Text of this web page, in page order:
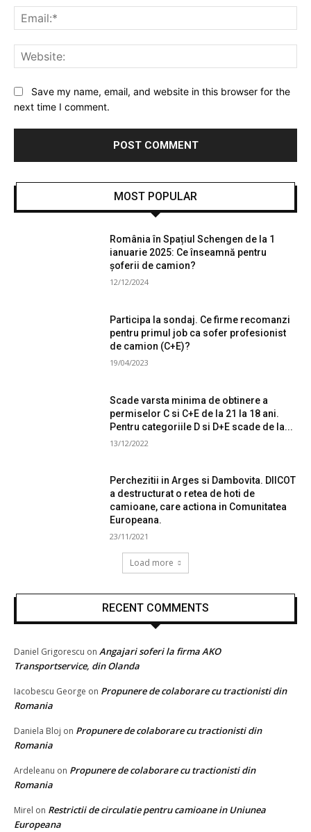
Save my name, email, and website in this browser for the
next time I comment.
MOST POPULAR
România în Spațiul Schengen de la 1
ianuarie 2025: Ce înseamnă pentru
șoferii de camion?
12/12/2024
Participa la sondaj. Ce firme recomanzi
pentru primul job ca sofer profesionist
de camion (C+E)?
19/04/2023
Scade varsta minima de obtinere a
permiselor C si C+E de la 21 la 18 ani.
Pentru categoriile D si D+E scade de la...
13/12/2022
Perchezitii in Arges si Dambovita. DIICOT
a destructurat o retea de hoti de
camioane, care actiona in Comunitatea
Europeana.
23/11/2021
Load more
RECENT COMMENTS
Daniel Grigorescu on Angajari soferi la firma AKO
Transportservice, din Olanda
Iacobescu George on Propunere de colaborare cu tractionisti din
Romania
Daniela Bloj on Propunere de colaborare cu tractionisti din
Romania
Ardeleanu on Propunere de colaborare cu tractionisti din
Romania
Mirel on Restrictii de circulatie pentru camioane in Uniunea
Europeana